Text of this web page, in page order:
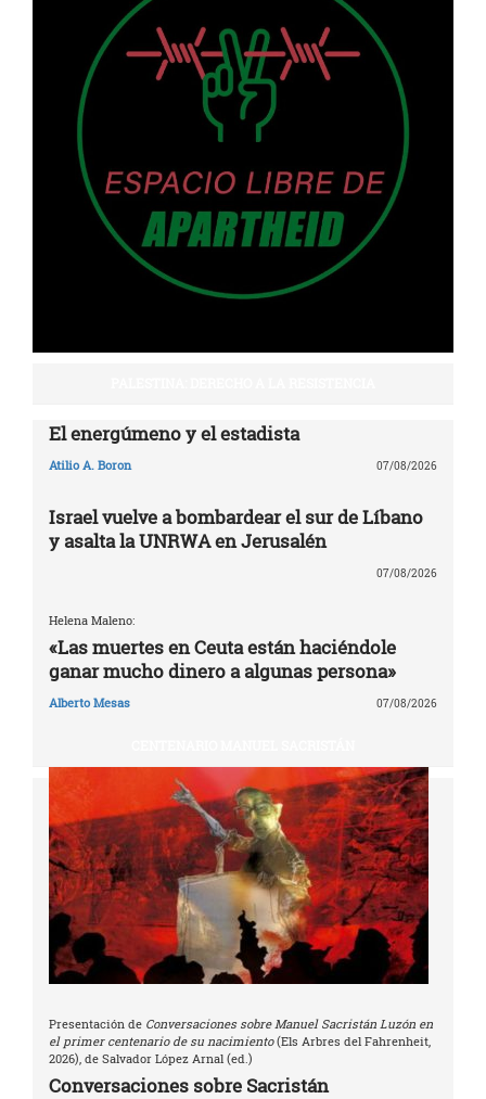
El energúmeno y el estadista
Atilio A. Boron 07/08/2026
Israel vuelve a bombardear el sur de Líbano
y asalta la UNRWA en Jerusalén
07/08/2026
Helena Maleno:
«Las muertes en Ceuta están haciéndole
ganar mucho dinero a algunas persona»
Alberto Mesas 07/08/2026
Presentación de Conversaciones sobre Manuel Sacristán Luzón en
el primer centenario de su nacimiento(Els Arbres del Fahrenheit,
2026), de Salvador López Arnal (ed.)
Conversaciones sobre Sacristán